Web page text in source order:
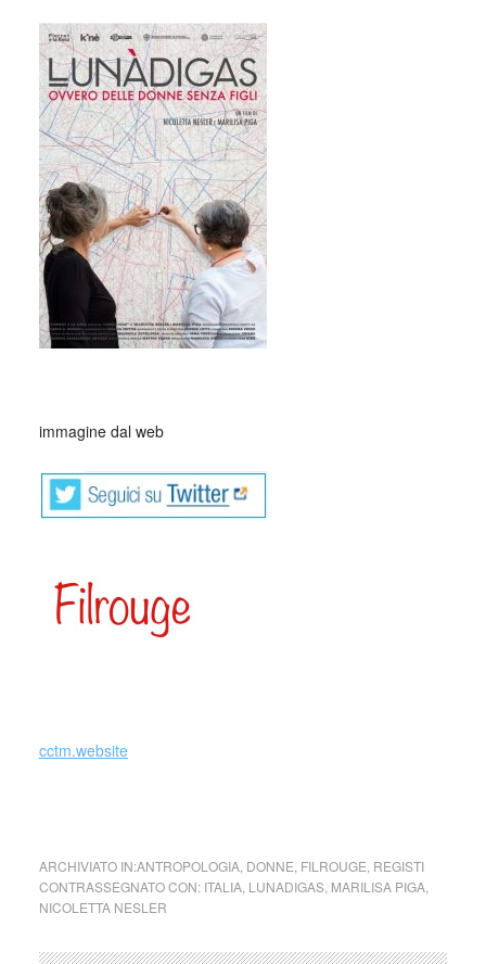
immagine dal web
cctm.website
ARCHIVIATO IN:ANTROPOLOGIA, DONNE FILROUGE REGISTI
CONTRASSEGNATO CON: ITALIA, LUNADIGAS, MARILISA PIGA,
NICOLETTA NESLER